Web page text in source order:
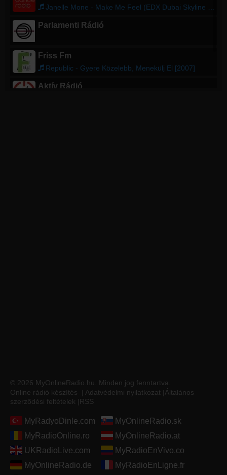
Janelle Mone - Make Me Feel (EDX Dubai Skyline Remix)
Parlamenti Rádió
Friss Fm
Republic - Gyere Közelebb, Menekülj El [2007]
Aktív Rádió
© 2026 MyOnlineRadio.hu. Minden jog fenntartva.
Online rádió készítés
Adatvédelmi nyilatkozat Általános
szerződési feltételek
RSS
MyRadyoDinle.com
MyOnlineRadio.sk
MyRadioOnline.ro
MyOnlineRadio.at
UKRadioLive.com
MyRadioEnVivo.co
MyOnlineRadio.de
MyRadioEnLigne.fr